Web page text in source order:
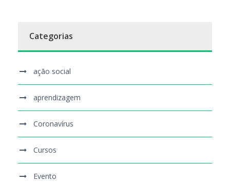
Categorias
ação social
aprendizagem
Coronavírus
Cursos
Evento